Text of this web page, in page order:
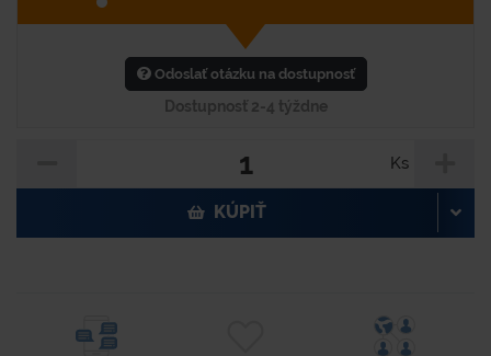
Odoslať otázku na dostupnosť
Dostupnosť 2-4 týždne
Ks
KÚPIŤ